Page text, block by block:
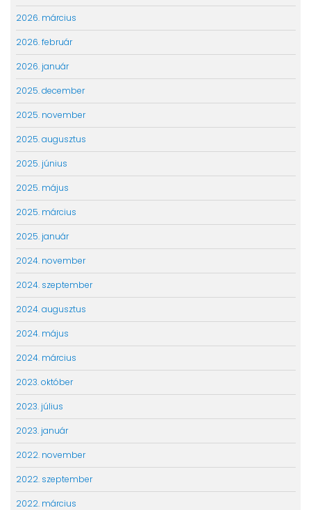
2026. március
2026. február
2026. január
2025. december
2025. november
2025. augusztus
2025. június
2025. május
2025. március
2025. január
2024. november
2024. szeptember
2024. augusztus
2024. május
2024. március
2023. október
2023. július
2023. január
2022. november
2022. szeptember
2022. március